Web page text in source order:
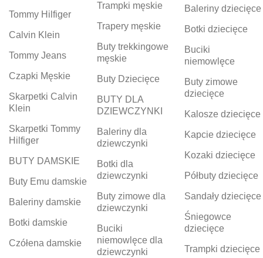
Tommy Hilfiger
Calvin Klein
Tommy Jeans
Czapki Męskie
Skarpetki Calvin
Klein
Skarpetki Tommy
Hilfiger
BUTY DAMSKIE
Buty Emu damskie
Baleriny damskie
Botki damskie
Czółena damskie
Trampki męskie
Trapery męskie
Buty trekkingowe
męskie
Buty Dziecięce
BUTY DLA
DZIEWCZYNKI
Baleriny dla
dziewczynki
Botki dla
dziewczynki
Buty zimowe dla
dziewczynki
Buciki
niemowlęce dla
dziewczynki
Baleriny dziecięce
Botki dziecięce
Buciki
niemowlęce
Buty zimowe
dziecięce
Kalosze dziecięce
Kapcie dziecięce
Kozaki dziecięce
Półbuty dziecięce
Sandały dziecięce
Śniegowce
dziecięce
Trampki dziecięce